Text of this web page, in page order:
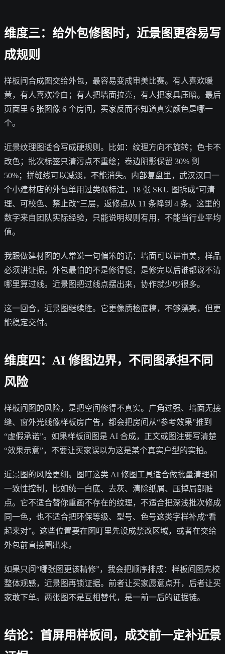
维度三：给外包修图时，近景图更容易写
成规则
样板间合成图交给外包，最容易变成审美比赛。有人喜欢暖
黄，有人喜欢冷白；有人把墙面拉亮，有人把家具压暗。最后
页面里 6 张图像 6 个房间，买家反而不知道真实颜色是哪一
个。
近景纹理图适合写成硬规则。比如：纹理方向不旋转；色卡不
改色；批次标签只清污点不重绘；卷边阴影保留 30% 到
50%；拼缝线可以减淡，不能消失。内部复盘里，武汉汉口一
个小建材店的外包单用过类似标注，18 张 SKU 图拆成“可清
理、可校色、禁止改”三层，返修点从 11 条降到 4 条。这里的
数字来自团队实际经验，只能说明规则有用，不能当行业平均
值。
我跟做建材图的人常说一句偏笨的话：墙面可以讲审美，样品
必须讲证据。外包最怕的不是修得慢，是修完以后谁都说不清
哪里算过线。近景图把过线点摆出来，协作就少吵很多。
这一回合，近景图继续胜。它更像质检底稿，不够漂亮，但更
能稳定交付。
维度四：AI 修图边界，不同图承担不同
风险
样板间图的风险，是把空间修得不真实。广角过强、墙面无接
缝、窗外光线像样板房广告，都会把房间从“参考效果”推到
“虚假承诺”。如果样板间图是 AI 合成，正文或图注要写清楚
“效果示意”，不要让买家误以为这是某个真实户型的实拍。
近景图的风险更细。图叮这类 AI 修图工具适合做批量清理和
一致性控制，比如统一白底、去灰、清除纸屑、压掉局部脏
点。它不适合替你重画不存在的纹理，不适合把深浅批次修成
同一色，也不适合把环保等级、型号、色号这类字样补成“看
起来对”。这些位置要在图叮里先设成禁改区域，或者在交给
外包前直接圈出来。
如果只问“哪张图更该精修”，我会把顺序排成：样板间图先校
整体观感，近景图再锁证据。前者让买家愿意点开，后者让买
家敢下单。两张图不是互相替代，是一前一后的证据链。
结论：首屏用样板间，成交前一定补近景